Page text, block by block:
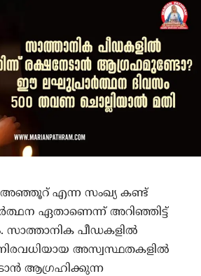
അഞ്ഞൂറ് എന്ന സംഖ്യ കണ്ട്
ഏതാണെന്ന് അറിഞ്ഞിട്ട്
സാത്താനിക പീഡകളില്‍
നിരവധിയായ അസ്വസ്ഥതകളില്‍
ആഗ്രഹിക്കുന്ന